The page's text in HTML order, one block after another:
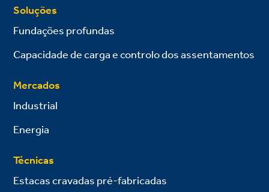
Soluções
Fundações profundas
Capacidade de carga e controlo dos assentamentos
Mercados
Industrial
Energia
Técnicas
Estacas cravadas pré-fabricadas